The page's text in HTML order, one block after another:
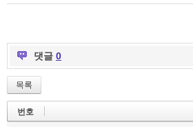
댓글 0
목록
번호